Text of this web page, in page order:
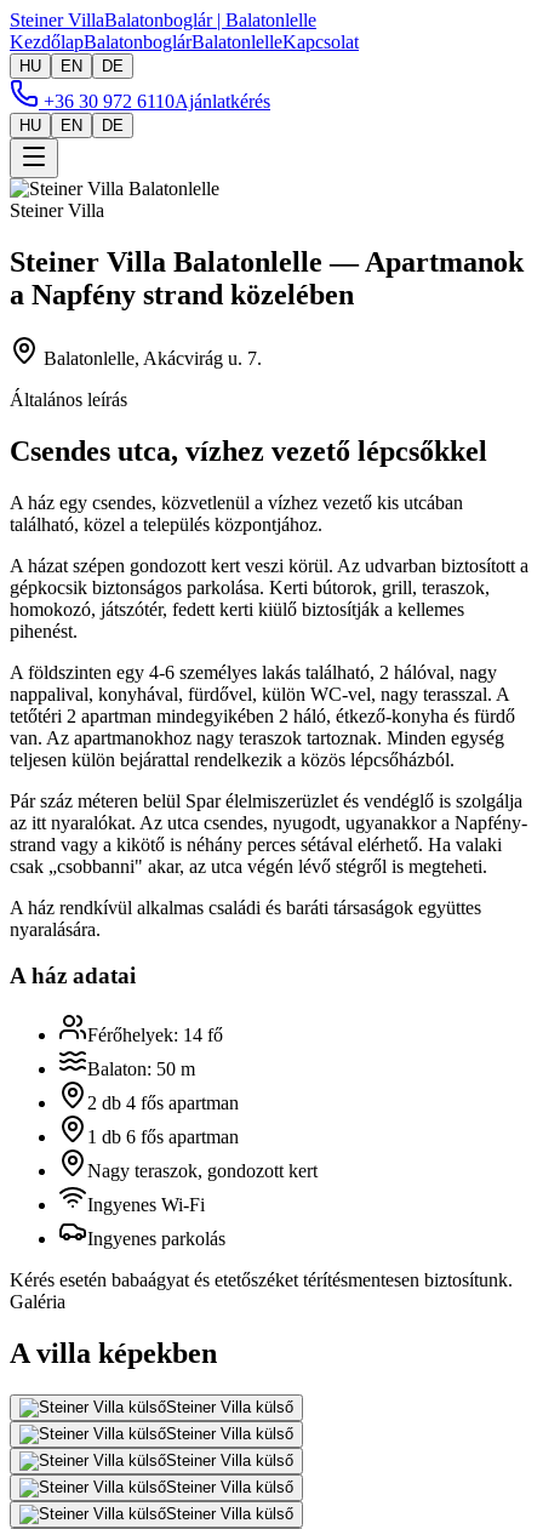
Steiner VillaBalatonboglár | Balatonlelle
KezdőlapBalatonboglárBalatonlelleKapcsolat
HU EN DE
+36 30 972 6110Ajánlatkérés
HU EN DE
Steiner Villa
Steiner Villa Balatonlelle — Apartmanok
a Napfény strand közelében
Balatonlelle, Akácvirág u. 7.
Általános leírás
Csendes utca, vízhez vezető lépcsőkkel
A ház egy csendes, közvetlenül a vízhez vezető kis utcában
található, közel a település központjához.
A házat szépen gondozott kert veszi körül. Az udvarban biztosított a
gépkocsik biztonságos parkolása. Kerti bútorok, grill, teraszok,
homokozó, játszótér, fedett kerti kiülő biztosítják a kellemes
pihenést.
A földszinten egy 4-6 személyes lakás található, 2 hálóval, nagy
nappalival, konyhával, fürdővel, külön WC-vel, nagy terasszal. A
tetőtéri 2 apartman mindegyikében 2 háló, étkező-konyha és fürdő
van. Az apartmanokhoz nagy teraszok tartoznak. Minden egység
teljesen külön bejárattal rendelkezik a közös lépcsőházból.
Pár száz méteren belül Spar élelmiszerüzlet és vendéglő is szolgálja
az itt nyaralókat. Az utca csendes, nyugodt, ugyanakkor a Napfény-
strand vagy a kikötő is néhány perces sétával elérhető. Ha valaki
csak „csobbanni" akar, az utca végén lévő stégről is megteheti.
A ház rendkívül alkalmas családi és baráti társaságok együttes
nyaralására.
A ház adatai
Férőhelyek: 14 fő
Balaton: 50 m
2 db 4 fős apartman
1 db 6 fős apartman
Nagy teraszok, gondozott kert
Ingyenes Wi-Fi
Ingyenes parkolás
Kérés esetén babaágyat és etetőszéket térítésmentesen biztosítunk.
Galéria
A villa képekben
Steiner Villa külső
Steiner Villa külső
Steiner Villa külső
Steiner Villa külső
Steiner Villa külső